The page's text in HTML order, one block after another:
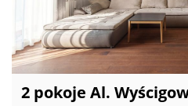
2 pokoje Al.